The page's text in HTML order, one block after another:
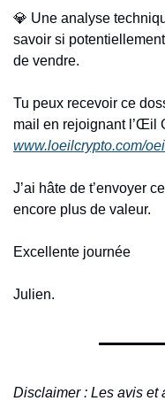
💎 Une analyse
savoir si
de vendre.
Tu peux recevoir ce
www.loeilcrypto.com/
J’ai hâte de t’envoyer
encore plus de valeur.
Excellente journée
Julien.
Disclaimer : Les avis et